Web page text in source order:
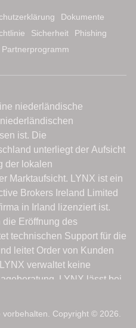
Dokumente
Sicherheit
Phishing
Partnerprogramm
Copyright © 2026.